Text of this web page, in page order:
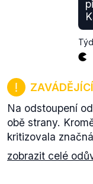
ZAVÁDĚJÍCÍ
Na odstoupení
obě strany.
kritizovala
zobrazit celé